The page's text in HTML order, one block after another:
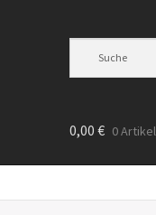
0,00 € 0 Artikel